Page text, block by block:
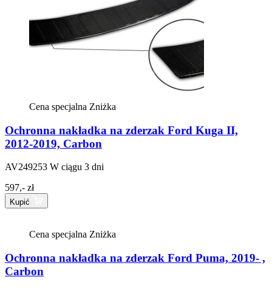
Cena specjalna Zniżka
Ochronna nakładka na zderzak Ford Kuga II,
2012-2019, Carbon
AV249253 W ciągu 3 dni
597,- zł
Kupić
Cena specjalna Zniżka
Ochronna nakładka na zderzak Ford Puma, 2019- ,
Carbon